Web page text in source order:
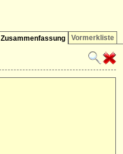
Vormerkliste
Zusammenfassung